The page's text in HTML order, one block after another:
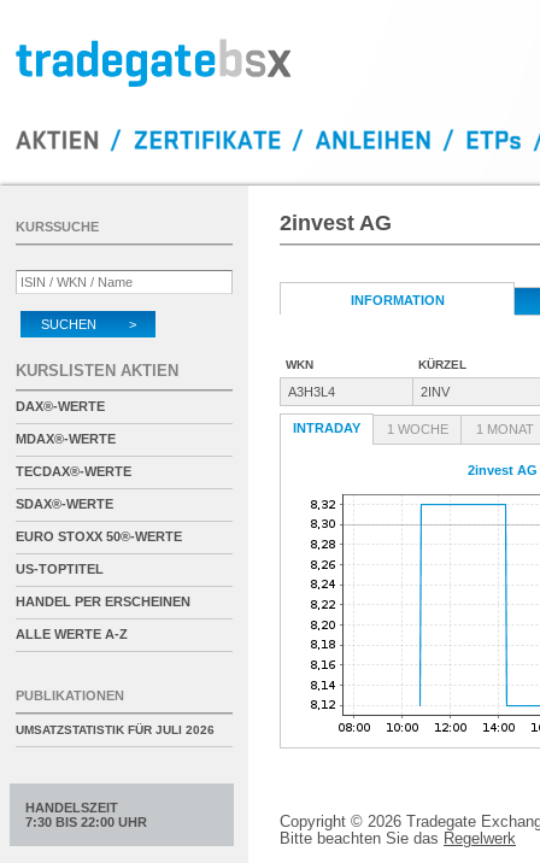
2invest AG
INFORMATION
WKN KÜRZEL
A3H3L4 2INV
INTRADAY 1 WOCHE 1 MONAT
2invest AG
Copyright © 2026 Tradegate
Bitte beachten Sie das Regelwerk
KURSSUCHE
SUCHEN >
KURSLISTEN AKTIEN
DAX®-WERTE
MDAX®-WERTE
TECDAX®-WERTE
SDAX®-WERTE
EURO STOXX 50®-WERTE
US-TOPTITEL
HANDEL PER ERSCHEINEN
ALLE WERTE A-Z
PUBLIKATIONEN
UMSATZSTATISTIK FÜR JULI 2026
HANDELSZEIT
7:30 BIS 22:00 UHR